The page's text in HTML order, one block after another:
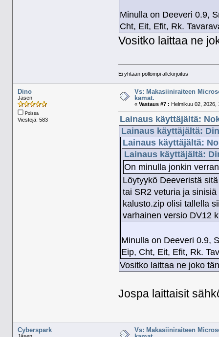
Minulla on Deeveri 0.9,
Cht, Eit, Efit, Rk.
Vositko laittaa ne
Ei yhtään pöllömpi allekirjoitus
Dino
Jäsen
Poissa
Viestejä: 583
Vs: Makasiiniraiteen
kamat.
« Vastaus #7 : Helmikuu 02, 2026,
Lainaus käyttäjältä:
Lainaus käyttäjältä:
Lainaus käyttäjältä:
Lainaus käyttäjältä:
On minulla jonkin
Löytyykö Deeveristä
tai SR2 veturia ja
kalusto.zip olisi tallella
varhainen versio DV12
Minulla on Deeveri 0.9,
Eip, Cht, Eit, Efit, Rk.
Vositko laittaa ne joko
Jospa laittaisit
Cyberspark
Vs: Makasiiniraiteen